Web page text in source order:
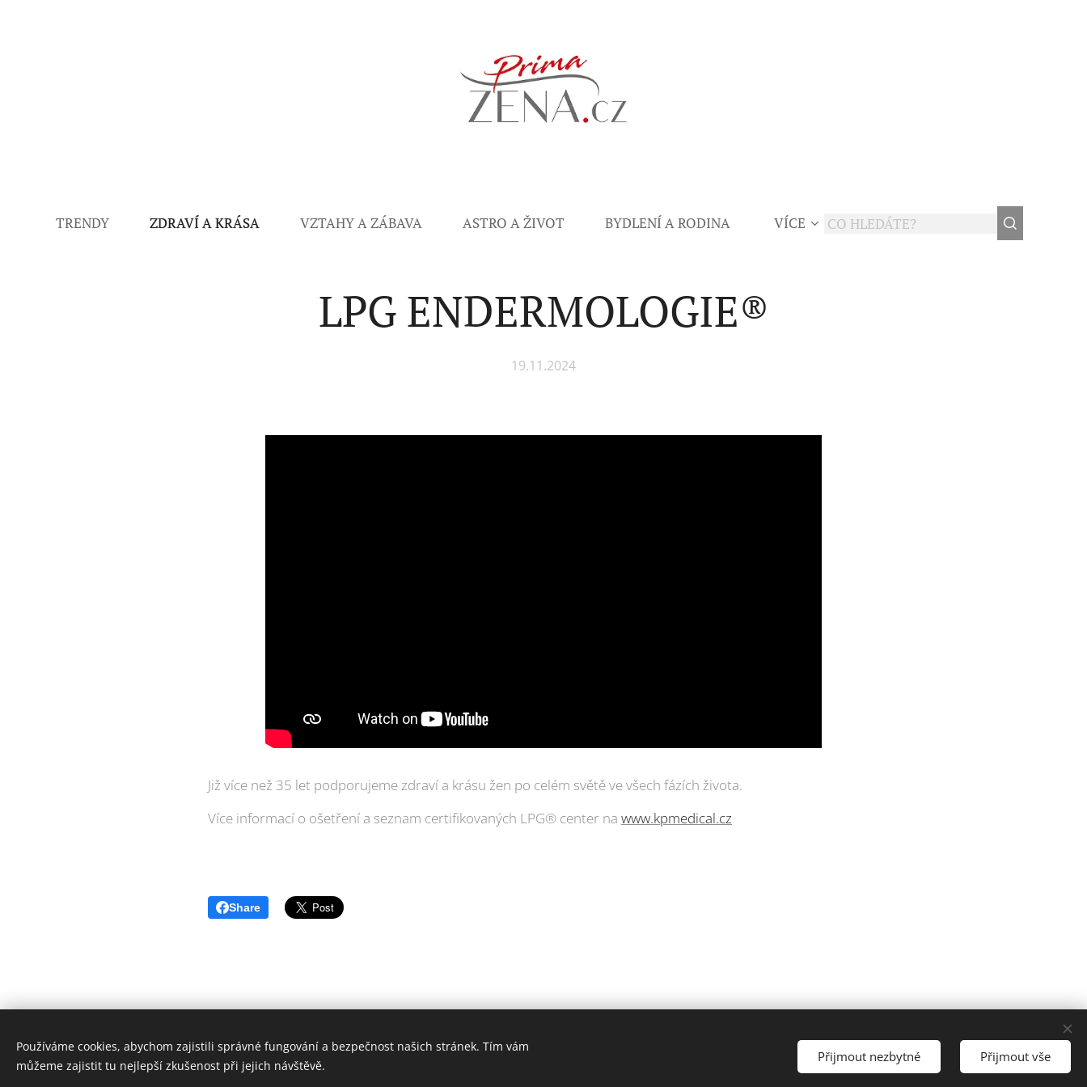
TRENDY ZDRAVÍ A KRÁSA VZTAHY A ZÁBAVA ASTRO A ŽIVOT BYDLENÍ A RODINA VÍCE
LPG ENDERMOLOGIE®
19.11.2024
Již více než 35 let podporujeme zdraví a krásu žen po celém světě ve všech fázích života.
Více informací o ošetření a seznam certifikovaných LPG® center na www.kpmedical.cz
Share
© 2006-2025 PrimaŽena.cz I ESPRIT BOHEMIA s.r.o. I Všechna práva vyhrazena.
Používáme cookies, abychom zajistili správné fungování a bezpečnost našich stránek. Tím vám
můžeme zajistit tu nejlepší zkušenost při jejich návštěvě.
Přijmout nezbytné Přijmout vše